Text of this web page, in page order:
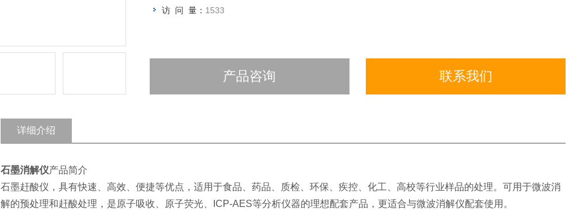
访 问 量： 1533
产品咨询 联系我们
详细介绍
石墨消解仪产品简介
石墨赶酸仪，具有快速、高效、便捷等优点，适用于食品、药品、质检、环保、疾控、化工、高校等行业样品的处理。可用于微波消
解的预处理和赶酸处理，是原子吸收、原子荧光、ICP-AES等分析仪器的理想配套产品，更适合与微波消解仪配套使用。